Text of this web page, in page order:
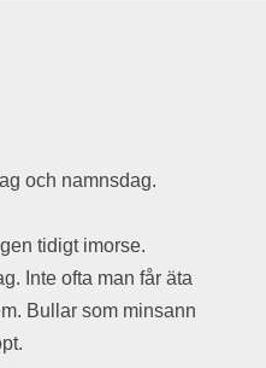
och namnsdag.
tidigt imorse.
Inte ofta man får äta
Bullar som minsann